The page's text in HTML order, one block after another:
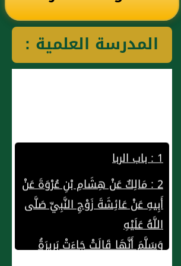
رياض الصالحين
للإمام النووي
المدرسة العلمية :
1 : باب الربا
2 : مَالِكٌ عَنْ هِشَامِ بْنِ عُرْوَةَ عَنْ
أَبِيهِ عَنْ عَائِشَةَ زَوْجِ النَّبِيِّ صَلَّى
اللَّهُ عَلَيْهِ
وَسَلَّمَ أَنَّهَا قَالَتْ جَاءَتْ بَرِيرَةُ
فَقَالَتْ إِنِّي كَاتَبْتُ أَهْلِي عَلَى